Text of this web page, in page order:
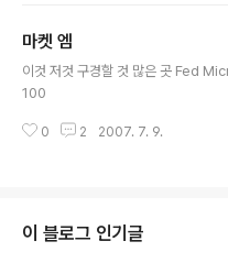
마켓 엠
이것 저것 구경할 것 많은 곳 Fed
100
0 2 2007. 7. 9.
이 블로그 인기글